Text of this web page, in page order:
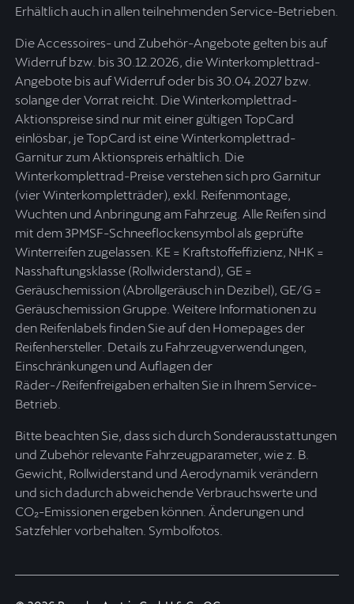
Erhältlich auch in allen teilnehmenden Service-Betrieben.
Die Accessoires- und Zubehör-Angebote gelten bis auf
Widerruf bzw. bis 30.12.2026, die Winterkomplettrad-
Angebote bis auf Widerruf oder bis 30.04.2027 bzw.
solange der Vorrat reicht. Die Winterkomplettrad-
Aktionspreise sind nur mit einer gültigen TopCard
einlösbar, je TopCard ist eine Winterkomplettrad-
Garnitur zum Aktionspreis erhältlich. Die
Winterkomplettrad-Preise verstehen sich pro Garnitur
(vier Winterkompletträder), exkl. Reifenmontage,
Wuchten und Anbringung am Fahrzeug. Alle Reifen sind
mit dem 3PMSF-Schneeflockensymbol als geprüfte
Winterreifen zugelassen. KE = Kraftstoffeffizienz, NHK =
Nasshaftungsklasse (Rollwiderstand), GE =
Geräuschemission (Abrollgeräusch in Dezibel), GE/G =
Geräuschemission Gruppe. Weitere Informationen zu
den Reifenlabels finden Sie auf den Homepages der
Reifenhersteller. Details zu Fahrzeugverwendungen,
Einschränkungen und Auflagen der
Räder-/Reifenfreigaben erhalten Sie in Ihrem Service-
Betrieb.
Bitte beachten Sie, dass sich durch Sonderausstattungen
und Zubehör relevante Fahrzeugparameter, wie z. B.
Gewicht, Rollwiderstand und Aerodynamik verändern
und sich dadurch abweichende Verbrauchswerte und
CO₂-Emissionen ergeben können. Änderungen und
Satzfehler vorbehalten. Symbolfotos.